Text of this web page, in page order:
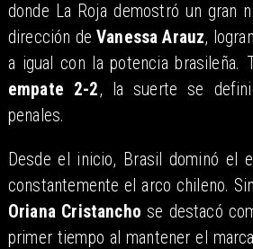
donde La Roja demostró un gran
dirección deVanessa Arauz,
a igual con la potencia brasileña.
empate 2-2, la suerte se
penales.
Desde el inicio, Brasil dominó el
constantemente el arco chileno.
Oriana Cristancho se destacó
primer tiempo al mantener el